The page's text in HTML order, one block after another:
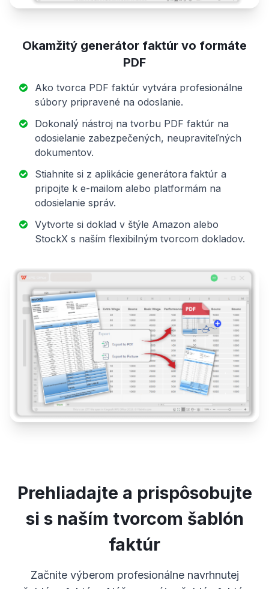
Okamžitý generátor faktúr vo formáte
PDF
Ako tvorca PDF faktúr vytvára profesionálne
súbory pripravené na odoslanie.
Dokonalý nástroj na tvorbu PDF faktúr na
odosielanie zabezpečených, neupraviteľných
dokumentov.
Stiahnite si z aplikácie generátora faktúr a
pripojte k e-mailom alebo platformám na
odosielanie správ.
Vytvorte si doklad v štýle Amazon alebo
StockX s naším flexibilným tvorcom dokladov.
Prehliadajte a prispôsobujte
si s naším tvorcom šablón
faktúr
Začnite výberom profesionálne navrhnutej